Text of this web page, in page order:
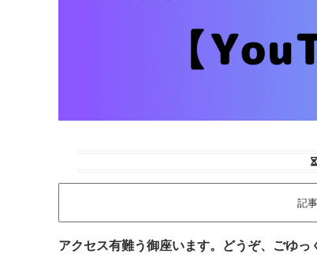
記
アクセス有難う御座います。どうぞ、ごゆ